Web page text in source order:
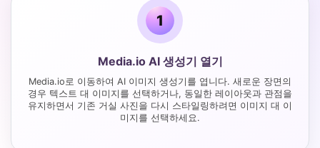
1
Media.io AI 생성기 열기
Media.io로 이동하여 AI 이미지 생성기를 엽니다. 새로운 장면의
경우 텍스트 대 이미지를 선택하거나, 동일한 레이아웃과 관점을
유지하면서 기존 거실 사진을 다시 스타일링하려면 이미지 대 이
미지를 선택하세요.